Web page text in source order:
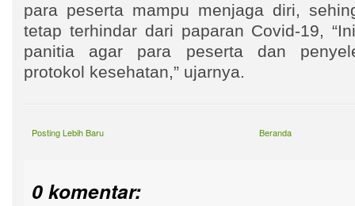
para peserta mampu menjaga diri,
tetap terhindar dari paparan Covid-19,
panitia agar para peserta dan
protokol kesehatan,” ujarnya.
Posting Lebih Baru Beranda
0 komentar: